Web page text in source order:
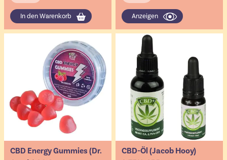
In den Warenkorb Anzeigen
CBD Energy Gummies (Dr.
CBD-Öl (Jacob Hooy)